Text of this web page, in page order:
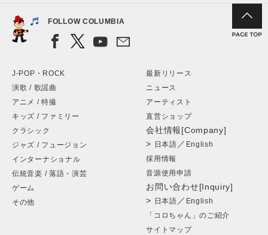
FOLLOW COLUMBIA
J-POP・ROCK
演歌 / 歌謡曲
アニメ / 特撮
キッズ / ファミリー
クラシック
ジャズ / フュージョン
インターナショナル
伝統音楽 / 落語・演芸
ゲーム
その他
最新リリース
ニュース
アーティスト
直営ショップ
会社情報[Company]
> 日本語 ／ English
採用情報
音源使用申請
お問い合わせ[Inquiry]
> 日本語 ／ English
「コロちゃん」のご紹介
サイトマップ